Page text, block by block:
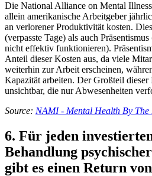
Die National Alliance on Mental
allein amerikanische Arbeitgeber
an verlorener Produktivität kosten.
(verpasste Tage) als auch
nicht effektiv funktionieren).
Anteil dieser Kosten aus, da viele
weiterhin zur Arbeit erscheinen,
Kapazität arbeiten. Der Großteil
unsichtbar, die nur Abwesenheiten
Source: NAMI - Mental Health By The
6. Für jeden
Behandlung
gibt es einen Return